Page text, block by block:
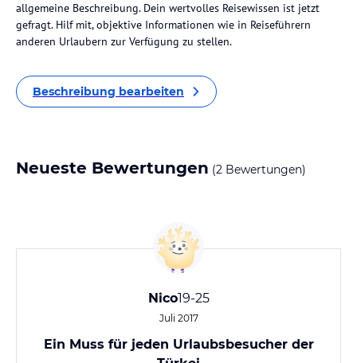
allgemeine Beschreibung. Dein wertvolles Reisewissen ist jetzt
gefragt. Hilf mit, objektive Informationen wie in Reiseführern
anderen Urlaubern zur Verfügung zu stellen.
Beschreibung bearbeiten
Neueste Bewertungen (2 Bewertungen)
Nico19-25
Juli 2017
Ein Muss für jeden Urlaubsbesucher der